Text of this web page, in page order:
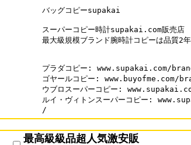
バッグコピーsupakai
スーパーコピー時計supakai.com販売店
最大級規模ブランド腕時計コピーは品質2年
プラダコピー: www.supakai.com/
ゴヤールコピー: www.buyofme.com/
ウブロスーパーコピー:
ルイ・ヴィトンスーパーコピー:
/
最高級級品超人気激安販